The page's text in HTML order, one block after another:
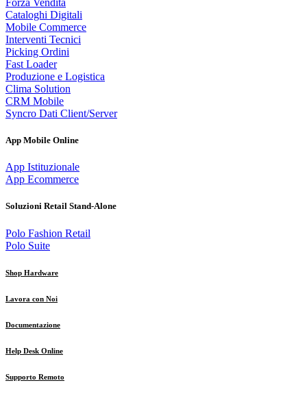
Cataloghi Digitali
Mobile Commerce
Interventi Tecnici
Picking Ordini
Fast Loader
Produzione e Logistica
Clima Solution
CRM Mobile
Syncro Dati Client/Server
App Mobile Online
App Istituzionale
App Ecommerce
Soluzioni Retail Stand-Alone
Polo Fashion Retail
Polo Suite
Shop Hardware
Lavora con Noi
Documentazione
Help Desk Online
Supporto Remoto